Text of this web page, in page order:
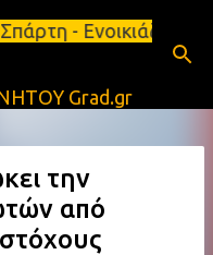
Grad.gr
την
από